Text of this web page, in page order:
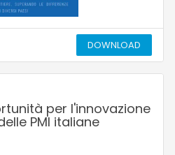
DOWNLOAD
per l'innovazione
PMI italiane